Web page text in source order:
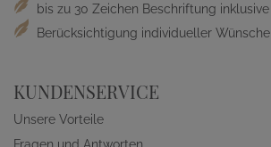
bis zu 30 Zeichen Beschriftung inklusive
Berücksichtigung individueller Wünsche
KUNDENSERVICE
Unsere Vorteile
Fragen und Antworten